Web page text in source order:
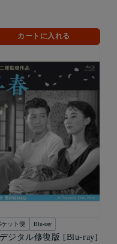
カートに入れる
ット便 Blu-ray
ジタル修復版 [Blu-ray]